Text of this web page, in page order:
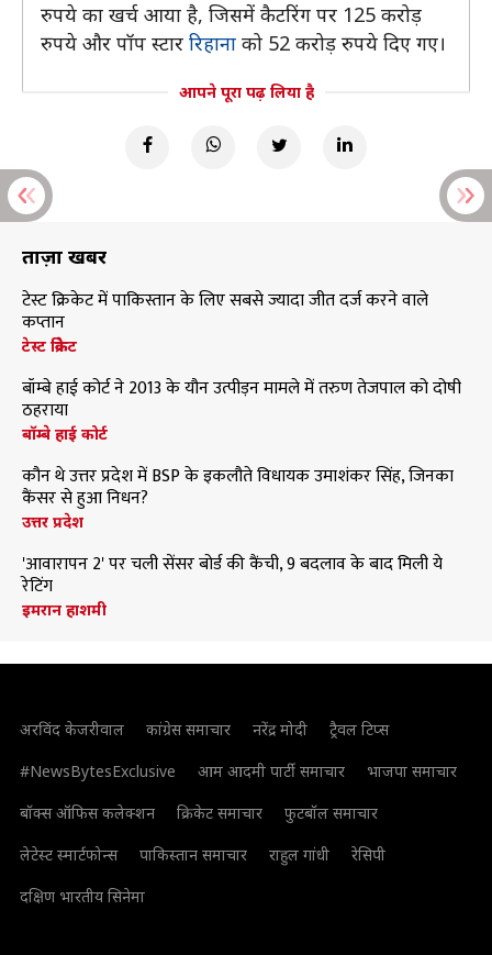
रुपये का खर्च आया है, जिसमें कैटरिंग पर 125 करोड़
रुपये और पॉप स्टार रिहाना को 52 करोड़ रुपये दिए गए।
आपने पूरा पढ़ लिया है
ताज़ा खबरें
टेस्ट क्रिकेट में पाकिस्तान के लिए सबसे ज्यादा जीत दर्ज करने वाले
कप्तान
टेस्ट क्रिकेट
बॉम्बे हाई कोर्ट ने 2013 के यौन उत्पीड़न मामले में तरुण तेजपाल को दोषी
ठहराया
बॉम्बे हाई कोर्ट
कौन थे उत्तर प्रदेश में BSP के इकलौते विधायक उमाशंकर सिंह, जिनका
कैंसर से हुआ निधन?
उत्तर प्रदेश
'आवारापन 2' पर चली सेंसर बोर्ड की कैंची, 9 बदलाव के बाद मिली ये
रेटिंग
इमरान हाशमी
अरविंद केजरीवाल कांग्रेस समाचार नरेंद्र मोदी
ट्रैवल टिप्स
#NewsBytesExclusive
आम आदमी पार्टी समाचार
भाजपा समाचार
बॉक्स ऑफिस कलेक्शन
क्रिकेट समाचार
फुटबॉल समाचार
लेटेस्ट स्मार्टफोन्स
पाकिस्तान समाचार राहुल गांधी
रेसिपी
दक्षिण भारतीय सिनेमा